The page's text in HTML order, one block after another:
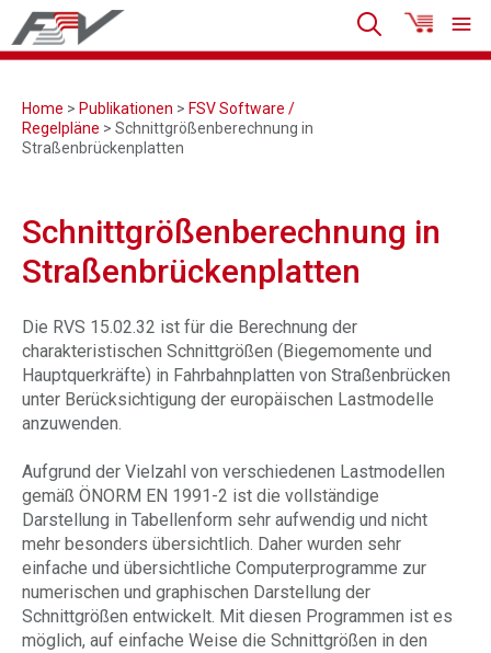
Home > Publikationen > FSV Software /
Regelpläne > Schnittgrößenberechnung in
Straßenbrückenplatten
Schnittgrößenberechnung in
Straßenbrückenplatten
Die RVS 15.02.32 ist für die Berechnung der
charakteristischen Schnittgrößen (Biegemomente und
Hauptquerkräfte) in Fahrbahnplatten von Straßenbrücken
unter Berücksichtigung der europäischen Lastmodelle
anzuwenden.
Aufgrund der Vielzahl von verschiedenen Lastmodellen
gemäß ÖNORM EN 1991-2 ist die vollständige
Darstellung in Tabellenform sehr aufwendig und nicht
mehr besonders übersichtlich. Daher wurden sehr
einfache und übersichtliche Computerprogramme zur
numerischen und graphischen Darstellung der
Schnittgrößen entwickelt. Mit diesen Programmen ist es
möglich, auf einfache Weise die Schnittgrößen in den